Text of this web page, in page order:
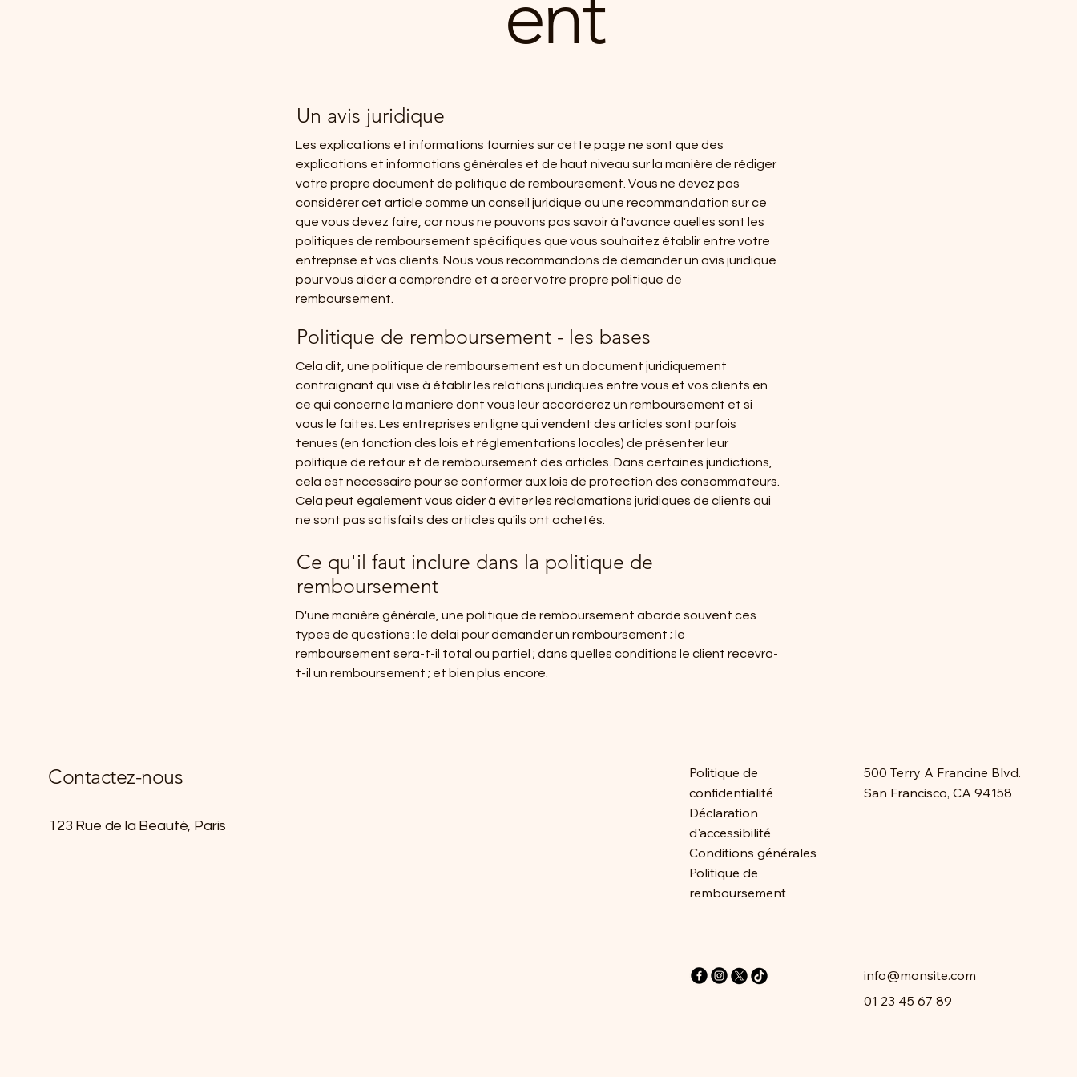
Un avis juridique
Les explications et informations fournies sur cette page ne sont que des
explications et informations générales et de haut niveau sur la manière de rédiger
votre propre document de politique de remboursement. Vous ne devez pas
considérer cet article comme un conseil juridique ou une recommandation sur ce
que vous devez faire, car nous ne pouvons pas savoir à l'avance quelles sont les
politiques de remboursement spécifiques que vous souhaitez établir entre votre
entreprise et vos clients. Nous vous recommandons de demander un avis juridique
pour vous aider à comprendre et à créer votre propre politique de
remboursement.
Politique de remboursement - les bases
Cela dit, une politique de remboursement est un document juridiquement
contraignant qui vise à établir les relations juridiques entre vous et vos clients en
ce qui concerne la manière dont vous leur accorderez un remboursement et si
vous le faites. Les entreprises en ligne qui vendent des articles sont parfois
tenues (en fonction des lois et réglementations locales) de présenter leur
politique de retour et de remboursement des articles. Dans certaines juridictions,
cela est nécessaire pour se conformer aux lois de protection des consommateurs.
Cela peut également vous aider à éviter les réclamations juridiques de clients qui
ne sont pas satisfaits des articles qu'ils ont achetés.
Ce qu'il faut inclure dans la politique de
remboursement
D'une manière générale, une politique de remboursement aborde souvent ces
types de questions : le délai pour demander un remboursement ; le
remboursement sera-t-il total ou partiel ; dans quelles conditions le client recevra-
t-il un remboursement ; et bien plus encore.
Contactez-nous
123 Rue de la Beauté, Paris
Politique de
confidentialité
Déclaration
d'accessibilité
Conditions générales
Politique de
remboursement
500 Terry A Francine Blvd.
San Francisco, CA 94158
info@monsite.com
01 23 45 67 89